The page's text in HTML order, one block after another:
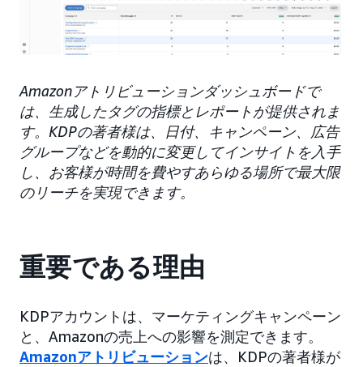
Amazonアトリビューションダッシュボードで
は、生成したタグの指標とレポートが提供されま
す。KDPの著者様は、日付、キャンペーン、広告
グループなどを動的に変更してインサイトを入手
し、お客様が時間を費やすあらゆる場所で最大限
のリーチを実現できます。
重要である理由
KDPアカウントは、マーケティングキャンペーン
と、Amazonの売上への影響を測定できます。
Amazonアトリビューションは、KDPの著者様が